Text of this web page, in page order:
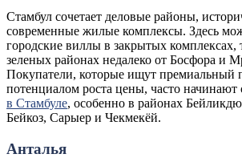
Стамбул сочетает деловые районы,
современные жилые комплексы. Здесь
городские виллы в закрытых комплексах,
зеленых районах недалеко от Босфора и
Покупатели, которые ищут премиальный
потенциалом роста цены, часто начинают
в Стамбуле, особенно в районах
Бейкоз, Сарыер и Чекмекёй.
Анталья